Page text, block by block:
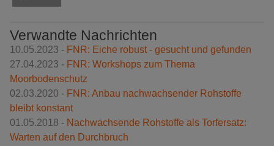
Verwandte Nachrichten
10.05.2023 - FNR: Eiche robust - gesucht und gefunden
27.04.2023 - FNR: Workshops zum Thema
Moorbodenschutz
02.03.2020 - FNR: Anbau nachwachsender Rohstoffe
bleibt konstant
01.05.2018 - Nachwachsende Rohstoffe als Torfersatz:
Warten auf den Durchbruch